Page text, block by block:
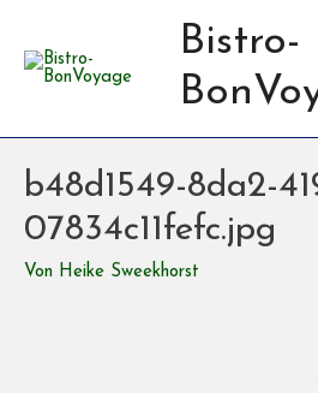
Bistro-
b48d1549-8da2-
07834c11fefc.jpg
Von Heike Sweekhorst